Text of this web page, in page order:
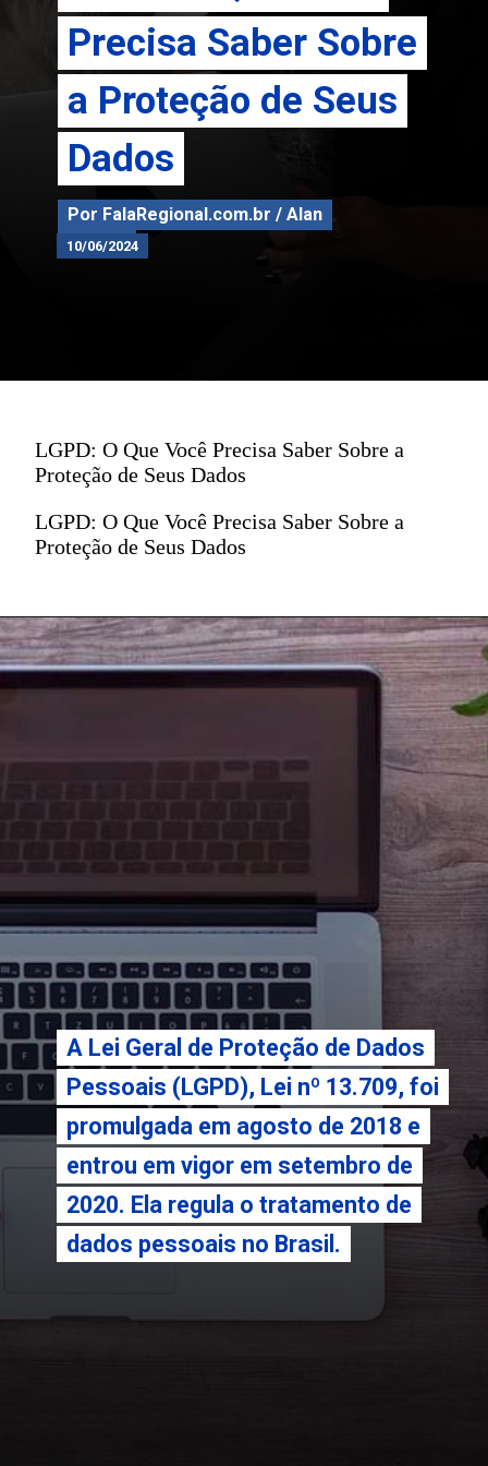
Por FalaRegional.com.br / Alan
Corrêa
Por FalaRegional.com.br / Alan
Corrêa
10/06/2024
10/06/2024
Precisa Saber Sobre
a Proteção de Seus
Dados
Precisa Saber Sobre
a Proteção de Seus
Dados
LGPD: O Que Você Precisa Saber Sobre a
Proteção de Seus Dados
LGPD: O Que Você Precisa Saber Sobre a
Proteção de Seus Dados
A Lei Geral de Proteção de Dados
Pessoais (LGPD), Lei nº 13.709, foi
promulgada em agosto de 2018 e
entrou em vigor em setembro de
2020. Ela regula o tratamento de
dados pessoais no Brasil.
A Lei Geral de Proteção de Dados
Pessoais (LGPD), Lei nº 13.709, foi
promulgada em agosto de 2018 e
entrou em vigor em setembro de
2020. Ela regula o tratamento de
dados pessoais no Brasil.